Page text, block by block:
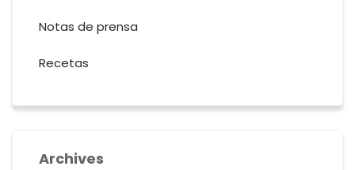
Notas de prensa
Recetas
Archives